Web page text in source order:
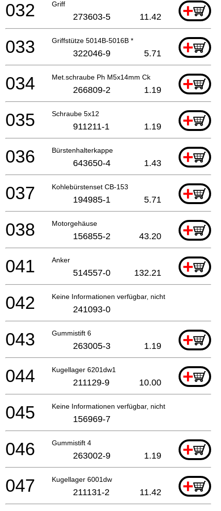
Griff +
032 273603-5 11.42
Griffstütze 5014B-5016B * +
033 322046-9 5.71
Met.schraube Ph M5x14mm Ck +
034 266809-2 1.19
Schraube 5x12 +
035 911211-1 1.19
Bürstenhalterkappe +
036 643650-4 1.43
Kohlebürstenset CB-153 +
037 194985-1 5.71
Motorgehäuse +
038 156855-2 43.20
Anker +
041 514557-0 132.21
Keine Informationen verfügbar, nicht bestellbar
042 241093-0
Gummistift 6 +
043 263005-3 1.19
Kugellager 6201dw1 +
044 211129-9 10.00
Keine Informationen verfügbar, nicht bestellbar
045 156969-7
Gummistift 4 +
046 263002-9 1.19
Kugellager 6001dw +
047 211131-2 11.42